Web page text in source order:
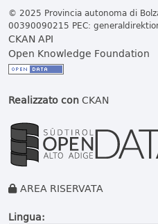
© 2025 Provincia autonoma di
00390090215 PEC:
CKAN API
Open Knowledge Foundation
Realizzato conCKAN
AREA RISERVATA
Lingua